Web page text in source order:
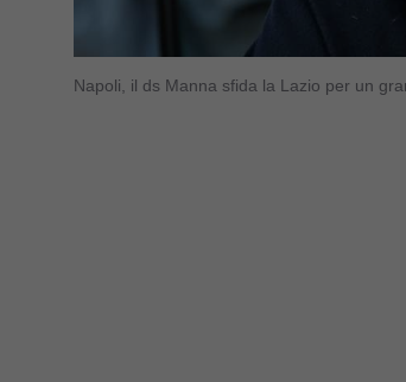
Napoli, il ds Manna sfida la Lazio per un